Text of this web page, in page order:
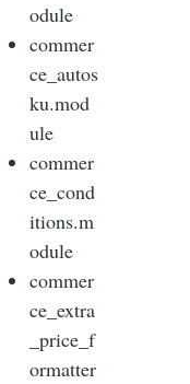
odule
commer
ce_autos
ku.mod
ule
commer
ce_cond
itions.m
odule
commer
ce_extra
_price_f
ormatter